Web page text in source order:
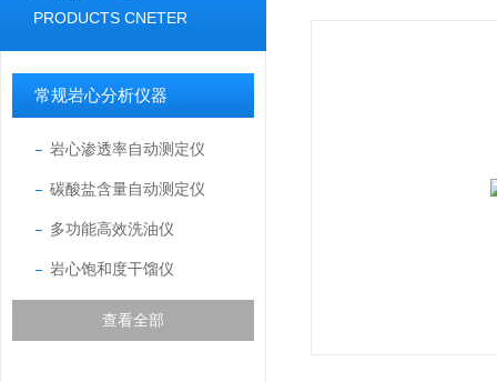
PRODUCTS CNETER
常规岩心分析仪器
岩心渗透率自动测定仪
碳酸盐含量自动测定仪
多功能高效洗油仪
岩心饱和度干馏仪
查看全部